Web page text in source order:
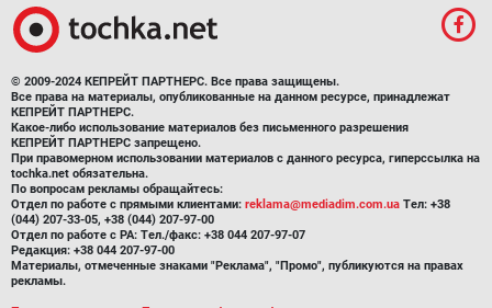
© 2009-2024 КЕПРЕЙТ ПАРТНЕРС. Все права защищены.
Все права на материалы, опубликованные на данном ресурсе, принадлежат
КЕПРЕЙТ ПАРТНЕРС.
Какое-либо использование материалов без письменного разрешения
КЕПРЕЙТ ПАРТНЕРС запрещено.
При правомерном использовании материалов с данного ресурса, гиперссылка на
tochka.net обязательна.
По вопросам рекламы обращайтесь:
Отдел по работе с прямыми клиентами: reklama@mediadim.com.ua Тел: +38
(044) 207-33-05, +38 (044) 207-97-00
Отдел по работе с РА: Тел./факс: +38 044 207-97-07
Редакция: +38 044 207-97-00
Материалы, отмеченные знаками "Реклама", "Промо", публикуются на правах
рекламы.